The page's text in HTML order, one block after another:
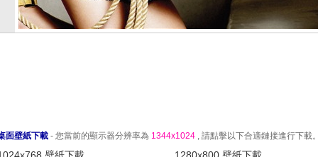
面壁紙下載 - 您當前的顯示器分辨率為 1344x1024 , 請點擊以下合適鏈接進行下載